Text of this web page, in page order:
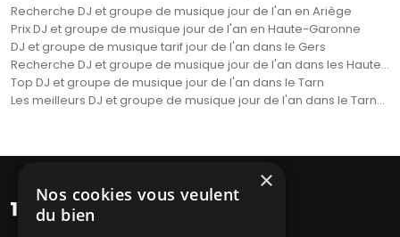
Recherche DJ et groupe de musique jour de l'an en Ariège
Prix DJ et groupe de musique jour de l'an en Haute-Garonne
DJ et groupe de musique tarif jour de l'an dans le Gers
Recherche DJ et groupe de musique jour de l'an dans les Hautes-Pyrénées
Top DJ et groupe de musique jour de l'an dans le Tarn
Les meilleurs DJ et groupe de musique jour de l'an dans le Tarn-et-Garonne
×
Nos cookies vous veulent
du bien